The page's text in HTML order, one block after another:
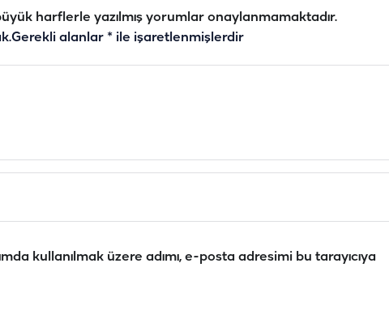
harflerle yazılmış yorumlar onaylanmamaktadır.
Gerekli alanlar * ile işaretlenmişlerdir
kullanılmak üzere adımı, e-posta adresimi bu tarayıcıya